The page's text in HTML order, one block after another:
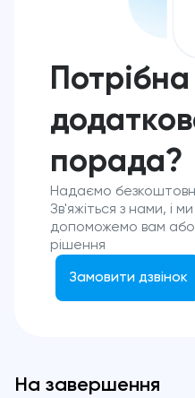
Потрібна
порада?
Надаємо безкоштовні
Зв'яжіться з нами, і
допоможемо вам
рішення
Замовити дзвінок
На завершення